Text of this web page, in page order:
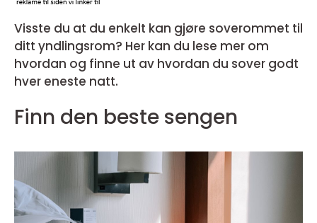
Visste du at du enkelt kan gjøre soverommet til
ditt yndlingsrom? Her kan du lese mer om
hvordan og finne ut av hvordan du sover godt
hver eneste natt.
Finn den beste sengen